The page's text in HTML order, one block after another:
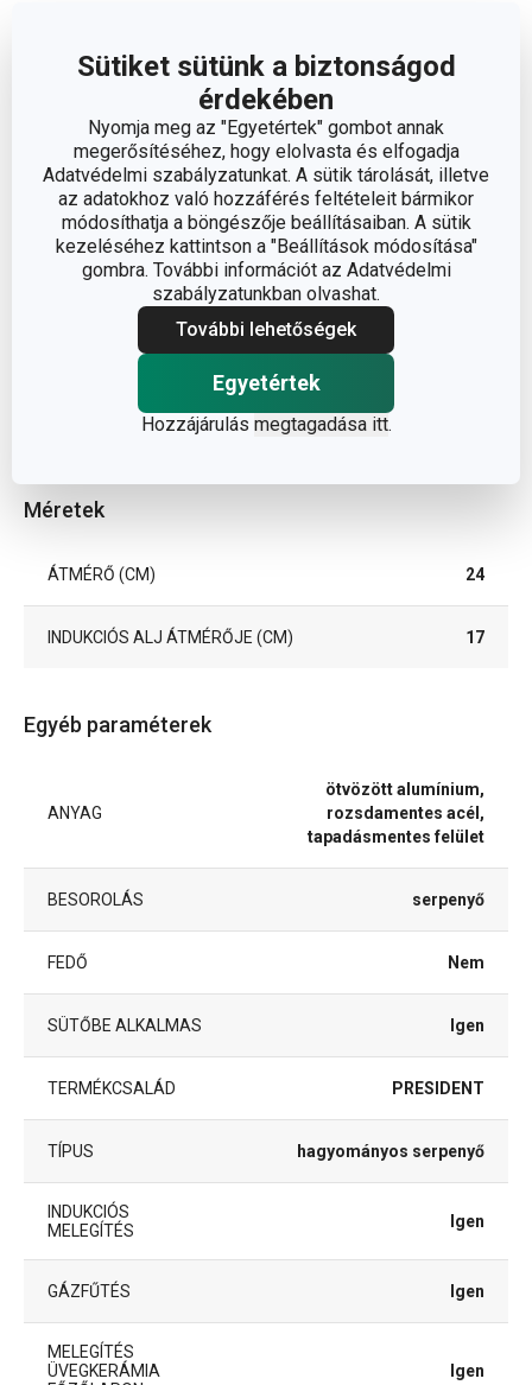
Sütiket sütünk a biztonságod
érdekében
Nyomja meg az "Egyetértek" gombot annak
megerősítéséhez, hogy elolvasta és elfogadja
Adatvédelmi szabályzatunkat. A sütik tárolását, illetve
az adatokhoz való hozzáférés feltételeit bármikor
módosíthatja a böngészője beállításaiban. A sütik
kezeléséhez kattintson a "Beállítások módosítása"
gombra. További információt az Adatvédelmi
szabályzatunkban olvashat.
További lehetőségek
Egyetértek
Hozzájárulás megtagadása itt.
Méretek
ÁTMÉRŐ (CM) 24
INDUKCIÓS ALJ ÁTMÉRŐJE (CM) 17
Egyéb paraméterek
ANYAG
ötvözött alumínium,
rozsdamentes acél,
tapadásmentes felület
BESOROLÁS serpenyő
FEDŐ Nem
SÜTŐBE ALKALMAS Igen
TERMÉKCSALÁD PRESIDENT
TÍPUS hagyományos serpenyő
INDUKCIÓS
MELEGÍTÉS
Igen
GÁZFŰTÉS Igen
MELEGÍTÉS
ÜVEGKERÁMIA
Igen